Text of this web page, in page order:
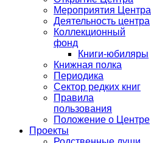
Мероприятия Центра
Деятельность центра
Коллекционный
фонд
Книги-юбиляры
Книжная полка
Периодика
Сектор редких книг
Правила
пользования
Положение о Центре
Проекты